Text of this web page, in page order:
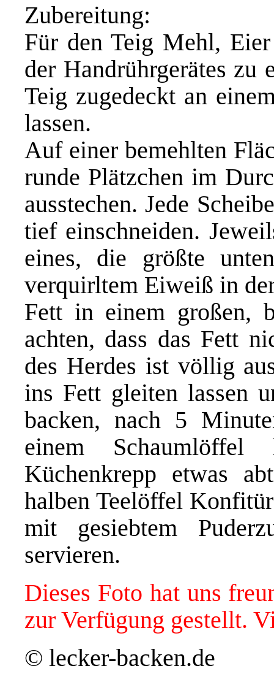
Zubereitung:
Für den Teig Mehl,
der Handrührgerätes zu
Teig zugedeckt an
lassen.
Auf einer bemehlten
runde Plätzchen im
ausstechen. Jede
tief einschneiden.
eines, die größte
verquirltem Eiweiß in
Fett in einem großen,
achten, dass das Fett
des Herdes ist völlig
ins Fett gleiten lassen
backen, nach 5
einem
Küchenkrepp etwas
halben Teelöffel
mit gesiebtem
servieren.
Dieses Foto hat uns
zur Verfügung gestellt.
© lecker-backen.de